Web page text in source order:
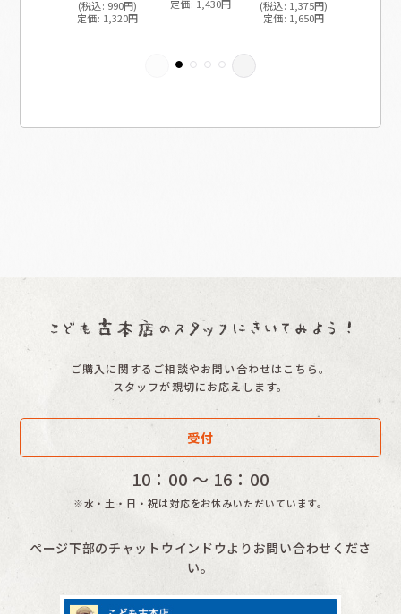
(税込: 990円)
定価: 1,320円
定価: 1,430円
(税込: 1,375円)
定価: 1,650円
ご購入に関するご相談やお問い合わせはこちら。
スタッフが親切にお応えします。
受付
10：00 〜 16：00
※水・土・日・祝は対応をお休みいただいています。
ページ下部のチャットウインドウよりお問い合わせくださ
い。